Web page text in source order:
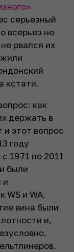
серьезный
всерьез не
рвался их
кстати.
как
держать в
и этот вопрос
году
1971 по 2011
были
и
WS и WA.
вина были
и,